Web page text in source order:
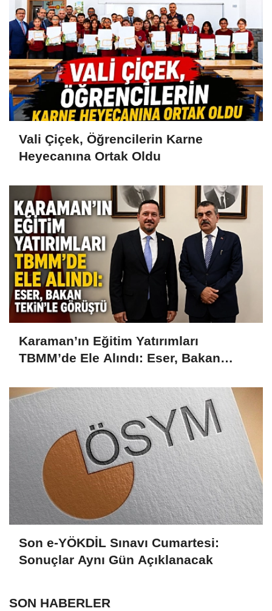
Vali Çiçek, Öğrencilerin Karne
Heyecanına Ortak Oldu
Karaman’ın Eğitim Yatırımları
TBMM’de Ele Alındı: Eser, Bakan
Son e-YÖKDİL Sınavı Cumartesi:
Sonuçlar Aynı Gün Açıklanacak
SON HABERLER